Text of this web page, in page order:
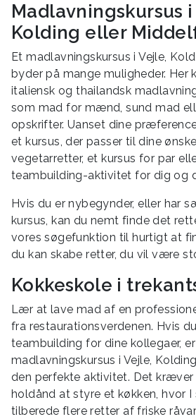
Madlavningskursus i
Kolding eller
Et madlavningskursus i Vejle,
byder på mange muligheder.
italiensk og thailandsk
som mad for mænd, sund mad
opskrifter. Uanset dine
et kursus, der passer til dine
vegetarretter, et kursus for par
teambuilding-aktivitet for dig og
Hvis du er nybegynder, eller har
kursus, kan du nemt finde det
vores søgefunktion til hurtigt at
du kan skabe retter, du vil være
Kokkeskole i
Lær at lave mad af en
fra restaurationsverdenen. Hvis
teambuilding for dine kollegaer,
madlavningskursus i Vejle,
den perfekte aktivitet. Det kræver
holdånd at styre et køkken, hvor I
tilberede flere retter af friske